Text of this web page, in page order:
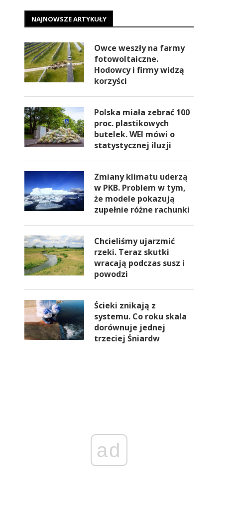
Mniej fuzji i przejęć na polskim
NAJNOWSZE ARTYKUŁY
Owce weszły na farmy
fotowoltaiczne.
Hodowcy i firmy widzą
korzyści
Polska miała zebrać 100
proc. plastikowych
butelek. WEI mówi o
statystycznej iluzji
Zmiany klimatu uderzą
w PKB. Problem w tym,
że modele pokazują
zupełnie różne rachunki
Chcieliśmy ujarzmić
rzeki. Teraz skutki
wracają podczas susz i
powodzi
Ścieki znikają z
systemu. Co roku skala
dorównuje jednej
trzeciej Śniardw
ad